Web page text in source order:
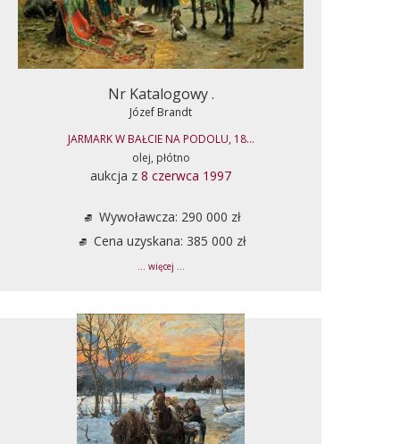
Nr Katalogowy .
Józef Brandt
JARMARK W BAŁCIE NA PODOLU, 18...
olej, płótno
aukcja z 8 czerwca 1997
Wywoławcza: 290 000 zł
Cena uzyskana: 385 000 zł
... więcej ...